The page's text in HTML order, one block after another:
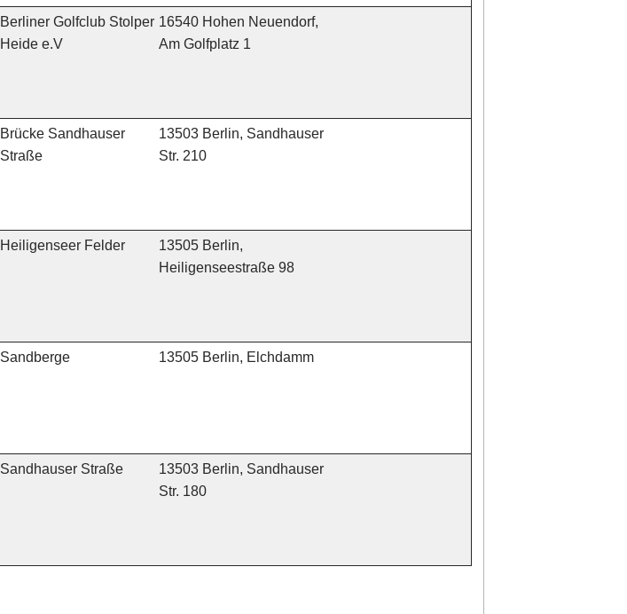
Berliner Golfclub Stolper
Heide e.V
16540 Hohen Neuendorf,
Am Golfplatz 1
Brücke Sandhauser
Straße
13503 Berlin, Sandhauser
Str. 210
Heiligenseer Felder
13505 Berlin,
Heiligenseestraße 98
Sandberge 13505 Berlin, Elchdamm
Sandhauser Straße
13503 Berlin, Sandhauser
Str. 180